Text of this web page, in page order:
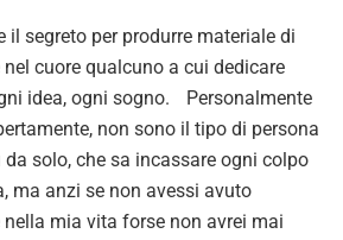
il segreto per produrre materiale di
nel cuore qualcuno a cui dedicare
idea, ogni sogno. Personalmente
non sono il tipo di persona
solo, che sa incassare ogni colpo
ma anzi se non avessi avuto
mia vita forse non avrei mai